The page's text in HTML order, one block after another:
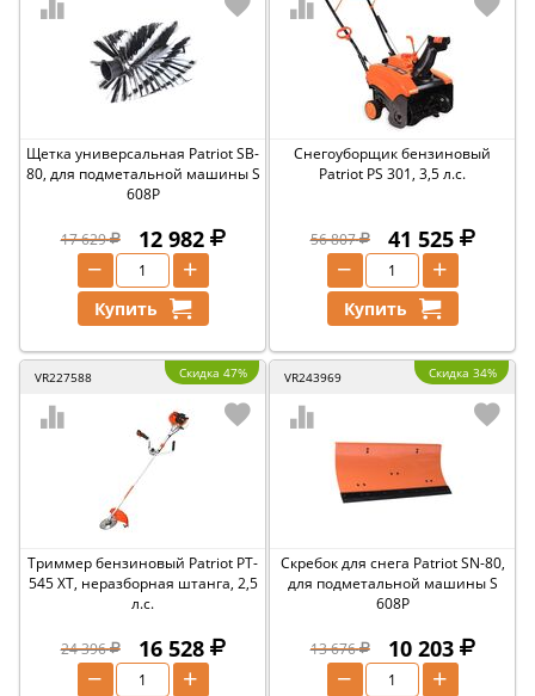
Щетка универсальная Patriot SB-
80, для подметальной машины S
608P
17 629 12 982
+
−
Купить
Снегоуборщик бензиновый
Patriot PS 301, 3,5 л.с.
56 807 41 525
+
−
Купить
VR227588 Скидка 47%
Триммер бензиновый Patriot PT-
545 XT, неразборная штанга, 2,5
л.с.
24 396 16 528
+
−
VR243969 Скидка 34%
Скребок для снега Patriot SN-80,
для подметальной машины S
608P
13 676 10 203
+
−